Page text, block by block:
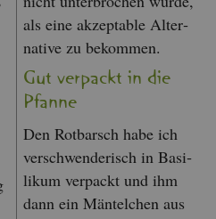
als eine ak­zep­ta­ble Al­ter­
na­ti­ve zu be­kom­men.
Gut ver­packt in die
Pfan­ne
Den Rot­barsch habe ich
ver­schwen­de­risch in Ba­si­
li­kum ver­packt und ihm
dann ein Män­tel­chen aus